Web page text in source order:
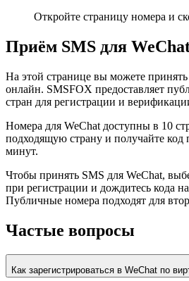
Откройте страницу номера и
Приём SMS для
На этой странице вы можете
онлайн. SMSFOX предоставляет
стран для регистрации и
Номера для WeChat доступны в 10
подходящую страну и получайте код
минут.
Чтобы принять SMS для WeChat,
при регистрации и дождитесь кода
Публичные номера подходят для
Частые вопросы
Как зарегистрироваться в WeChat по